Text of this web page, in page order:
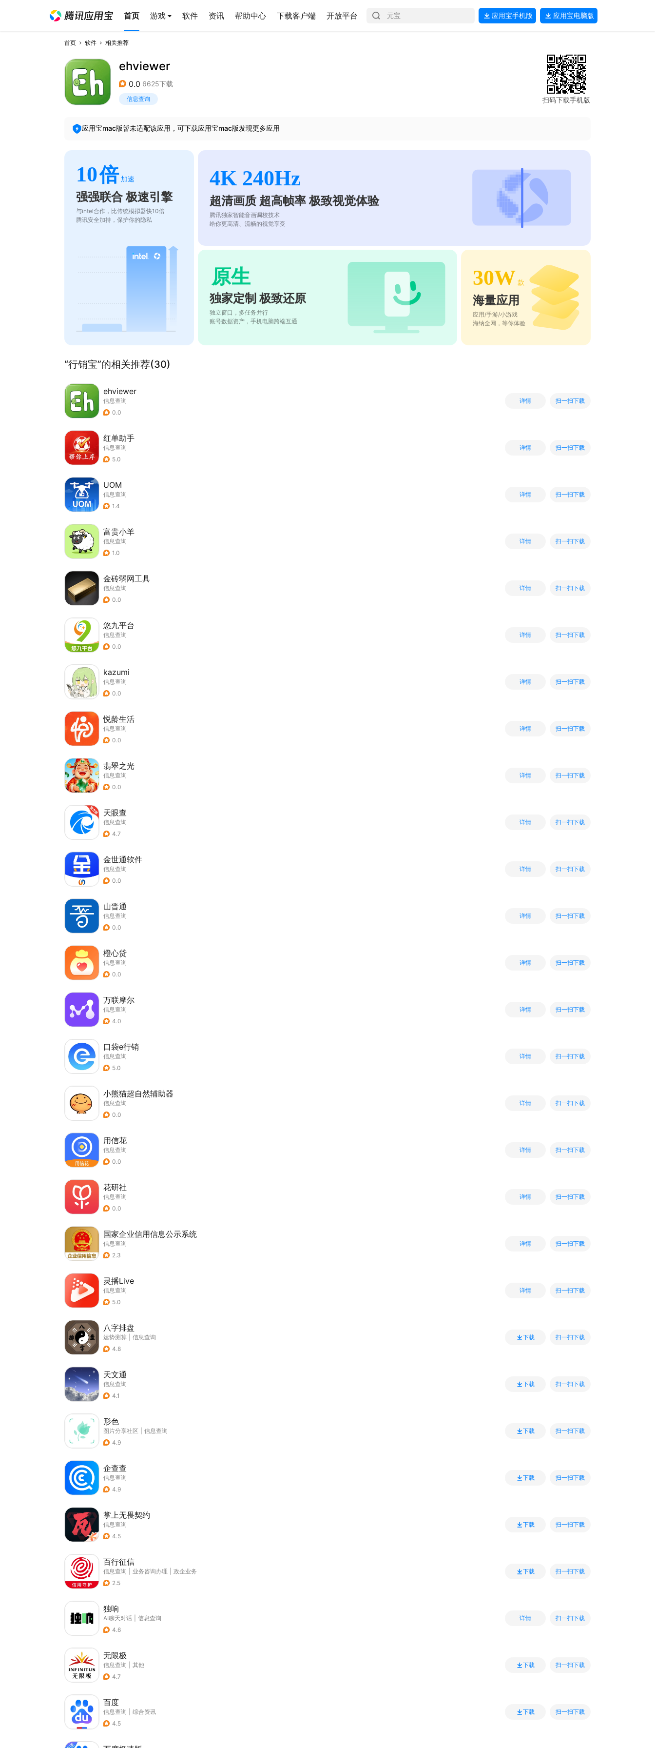
首页 游戏 软件 资讯 帮助中心 下载客户端 开放平台 应用宝手机版 应用宝电脑版
首页 软件 相关推荐
ehviewer
0.0 6625下载
信息查询 扫码下载手机版
应用宝mac版暂未适配该应用，可下载应用宝mac版发现更多应用
10倍 加速
强强联合 极速引擎
与intel合作，比传统模拟器快10倍
腾讯安全加持，保护你的隐私
4K 240Hz
超清画质 超高帧率 极致视觉体验
腾讯独家智能音画调校技术
给你更高清、流畅的视觉享受
原生
独家定制 极致还原
独立窗口，多任务并行
账号数据资产，手机电脑跨端互通
30W 款
海量应用
应用/手游/小游戏
海纳全网，等你体验
“行销宝”的相关推荐(30)
ehviewer
信息查询
0.0
详情 扫一扫下载
红单助手
信息查询
5.0
详情 扫一扫下载
UOM
信息查询
1.4
详情 扫一扫下载
富贵小羊
信息查询
1.0
详情 扫一扫下载
金砖弱网工具
信息查询
0.0
详情 扫一扫下载
悠九平台
信息查询
0.0
详情 扫一扫下载
kazumi
信息查询
0.0
详情 扫一扫下载
悦龄生活
信息查询
0.0
详情 扫一扫下载
翡翠之光
信息查询
0.0
详情 扫一扫下载
天眼查
信息查询
4.7
详情 扫一扫下载
金世通软件
信息查询
0.0
详情 扫一扫下载
山晋通
信息查询
0.0
详情 扫一扫下载
橙心贷
信息查询
0.0
详情 扫一扫下载
万联摩尔
信息查询
4.0
详情 扫一扫下载
口袋e行销
信息查询
5.0
详情 扫一扫下载
小熊猫超自然辅助器
信息查询
0.0
详情 扫一扫下载
用信花
信息查询
0.0
详情 扫一扫下载
花研社
信息查询
0.0
详情 扫一扫下载
国家企业信用信息公示系统
信息查询
2.3
详情 扫一扫下载
灵播Live
信息查询
5.0
详情 扫一扫下载
八字排盘
运势测算
信息查询
4.8
下载 扫一扫下载
天文通
信息查询
4.1
下载 扫一扫下载
形色
图片分享社区
信息查询
4.9
下载 扫一扫下载
企查查
信息查询
4.9
下载 扫一扫下载
掌上无畏契约
信息查询
4.5
下载 扫一扫下载
百行征信
信息查询 业务咨询办理
政企业务
2.5
下载 扫一扫下载
独响
AI聊天对话
信息查询
4.6
详情 扫一扫下载
无限极
信息查询
其他
4.7
下载 扫一扫下载
百度
信息查询
综合资讯
4.5
下载 扫一扫下载